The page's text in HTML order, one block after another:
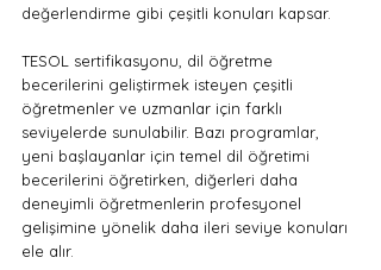
değerlendirme gibi çeşitli konuları kapsar.
TESOL sertifikasyonu, dil öğretme
becerilerini geliştirmek isteyen çeşitli
öğretmenler ve uzmanlar için farklı
seviyelerde sunulabilir. Bazı programlar,
yeni başlayanlar için temel dil öğretimi
becerilerini öğretirken, diğerleri daha
deneyimli öğretmenlerin profesyonel
gelişimine yönelik daha ileri seviye konuları
ele alır.